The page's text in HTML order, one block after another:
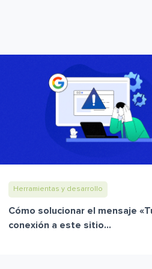
Herramientas y desarrollo
Cómo solucionar el mensaje
conexión a este sitio...